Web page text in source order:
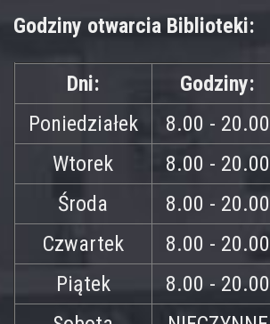
Godziny otwarcia Biblioteki:
Dni:
Godziny:
Poniedziałek
8.00 - 20.00
Wtorek
8.00 - 20.00
Środa
8.00 - 20.00
Czwartek
8.00 - 20.00
Piątek
8.00 - 20.00